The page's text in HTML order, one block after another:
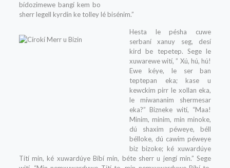
bídozimewe bangí kem bo
sherr legell kyrdin ke tolley lé bisénim.”
Hesta le pésha cuwe
serbaní xanuy seg, desí
kird be tepetep. Sege le
xuwarewe wití, ” Xú, hú, hú!
Ewe kéye, le ser ban
teptepan eka; kase u
kewckim pirr le xollan eka,
le míwananim shermesar
eka?” Bizneke wití, “Maa!
Minim, minim, min minoke,
dú shaxim péweye, béll
bélloke, dú cawim péweye
biz bizoke; ké xuwardúye
Títí min, ké xuwardúye Bíbí min, béte sherr u jengí min.” Sege